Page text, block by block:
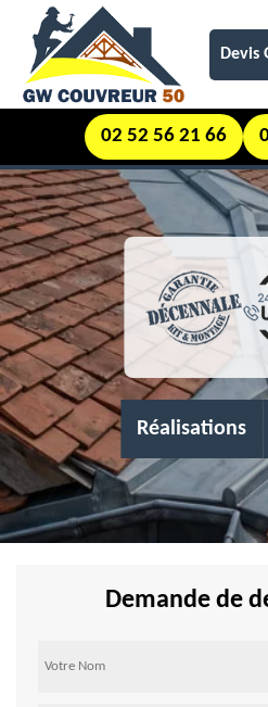
Devis
02 52 56 21 66
Réalisations
Demande de